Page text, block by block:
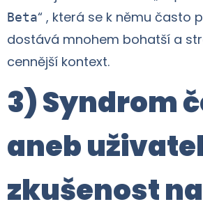
Beta“ , která se k němu často
dostává mnohem bohatší a
cennější kontext.
3) Syndrom
aneb
zkušenost na